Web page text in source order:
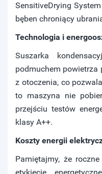
SensitiveDrying
bęben chroniący
Technologia i
Suszarka
podmuchem powietrza
z otoczenia, co
to maszyna nie
przejściu testów
klasy A++.
Koszty energii
Pamiętajmy, że